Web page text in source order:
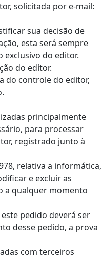
solicitada por e-mail:
sua decisão de
esta será sempre
do editor.
do editor.
do controle do editor,
principalmente
para processar
registrado junto à
relativa a informática,
e excluir as
a qualquer momento
pedido deverá ser
desse pedido, a prova
com terceiros